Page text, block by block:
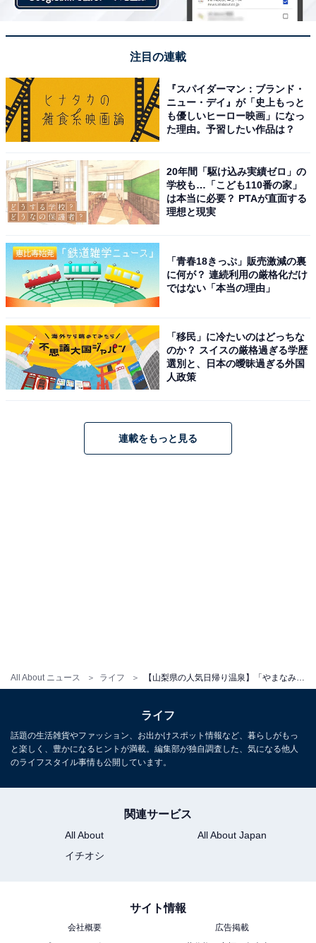
All About ニュース ライフ
注目の連載
『スパイダーマン：ブランド・
ニュー・デイ』が「史上もっと
も優しいヒーロー映画」になっ
た理由。予習したい作品は？
20年間「駆け込み実績ゼロ」の
学校も…「こども110番の家」
は本当に必要？ PTAが直面する
理想と現実
「青春18きっぷ」販売激減の裏
に何が？ 連続利用の厳格化だけ
ではない「本当の理由」
「移民」に冷たいのはどっちな
のか？ スイスの厳格過ぎる学歴
選別と、日本の曖昧過ぎる外国
人政策
連載をもっと見る
ライフ
話題の生活雑貨やファッション、お出かけスポット情報など、暮らしがもっ
と楽しく、豊かになるヒントが満載。編集部が独自調査した、気になる他人
のライフスタイル事情も公開しています。
関連サービス
All About
All About Japan
イチオシ
サイト情報
会社概要
広告掲載